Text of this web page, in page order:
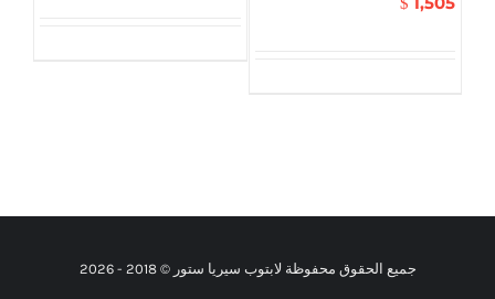
جميع الحقوق محفوظة لابتوب سيريا ستور © 2018 - 2026